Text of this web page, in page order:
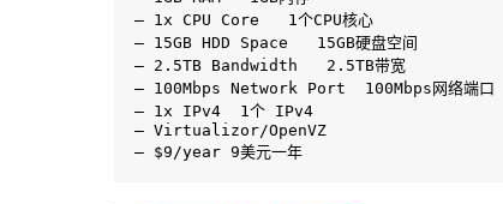
– 1x CPU Core   1个CPU核心
– 15GB HDD Space   15GB硬盘空间
– 2.5TB Bandwidth   2.5TB带宽
– 100Mbps Network Port  100Mbps网络端口
– 1x IPv4  1个 IPv4
– Virtualizor/OpenVZ
– $9/year 9美元一年